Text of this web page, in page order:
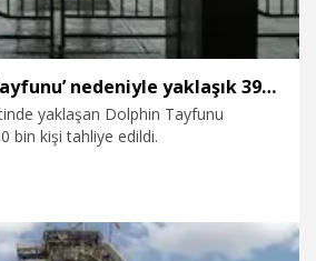
Çin'de ‘Dolphin Tayfunu’ nedeniyle yaklaşık 390 bin kişi tahliye edildi
yaklaşan Dolphin Tayfunu
bin kişi tahliye edildi.